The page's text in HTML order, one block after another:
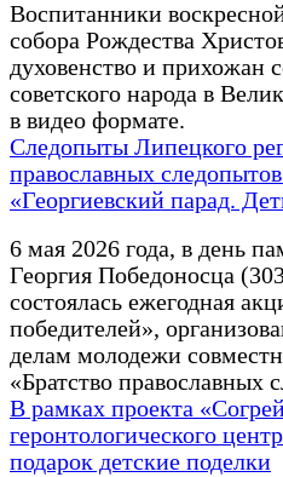
Воспитанники
собора Рождества
духовенство и прихожан
советского народа в
в видео формате.
Следопыты Липецкого
православных
«Георгиевский парад.
6 мая 2026 года, в день
Георгия Победоносца
состоялась ежегодная
победителей»,
делам молодежи
«Братство православных
В рамках проекта
геронтологического
подарок детские поделки